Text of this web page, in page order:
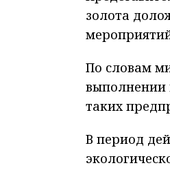
золота
По словам
выполнении
таких
В период